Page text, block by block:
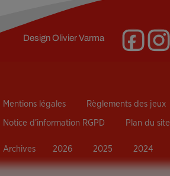
DesignOlivier Varma
Mentions légales Règlements des jeux
Notice d’information RGPD Plan du site
Archives 2026 2025 2024